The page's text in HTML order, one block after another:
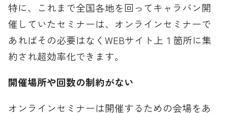
特に、これまで全国各地を回ってキャラバン開
催していたセミナーは、オンラインセミナーで
あればその必要はなくWEBサイト上１箇所に集
約され超効率化できます。
開催場所や回数の制約がない
オンラインセミナーは開催するための会場をあ